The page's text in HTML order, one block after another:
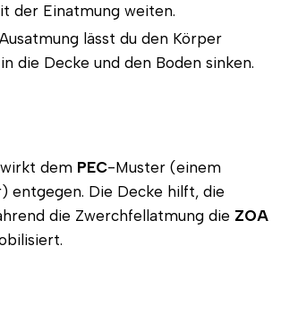
der Einatmung weiten.
lässt du den Körper
die Decke und den Boden sinken.
dem PEC-Muster (einem
entgegen. Die Decke hilft, die
die Zwerchfellatmung die ZOA